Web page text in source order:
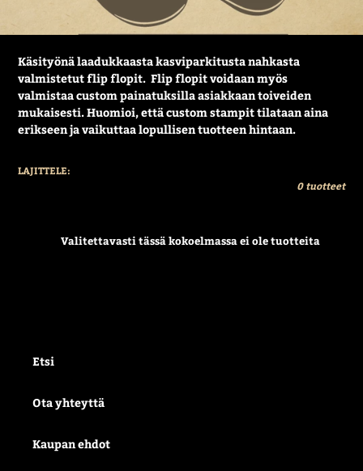
o
e
l
m
a
Käsityönä laadukkaasta kasviparkitusta nahkasta
valmistetut flip flopit. Flip flopit voidaan myös
valmistaa custom painatuksilla asiakkaan toiveiden
mukaisesti. Huomioi, että custom stampit tilataan aina
erikseen ja vaikuttaa lopullisen tuotteen hintaan.
LAJITTELE:
0 tuotteet
Valitettavasti tässä kokoelmassa ei ole tuotteita
Etsi
Ota yhteyttä
Kaupan ehdot